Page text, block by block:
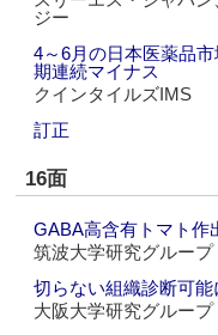
ジー
4～6月の日本医薬品
期連続マイナス
クインタイルズIMS
訂正
16面
GABA高含有トマト作
筑波大学研究グループ
切らない組織診断可
大阪大学研究グループ